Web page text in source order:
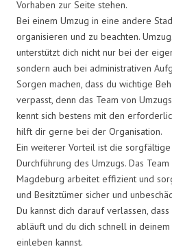
Vorhaben zur Seite stehen.
Bei einem Umzug in eine andere
organisieren und zu beachten.
unterstützt dich nicht nur bei der
sondern auch bei administrativen
Sorgen machen, dass du wichtige
verpasst, denn das Team von
kennt sich bestens mit den
hilft dir gerne bei der Organisation.
Ein weiterer Vorteil ist die
Durchführung des Umzugs. Das
Magdeburg arbeitet effizient und
und Besitztümer sicher und
Du kannst dich darauf verlassen,
abläuft und du dich schnell in deinem
einleben kannst.